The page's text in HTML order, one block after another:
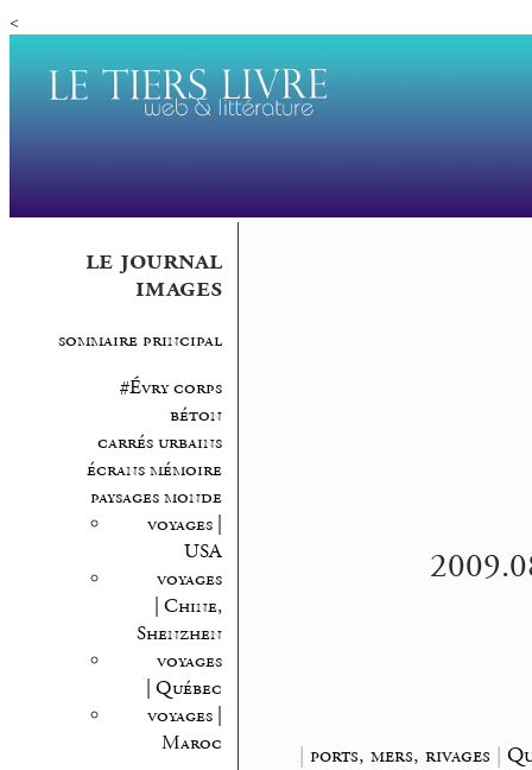
<
le journal
images
sommaire principal
#Évry corps
béton
carrés urbains
écrans mémoire
paysages monde
voyages |
USA
voyages
| Chine,
Shenzhen
voyages
| Québec
voyages |
Maroc
| ports, mers, rivages |